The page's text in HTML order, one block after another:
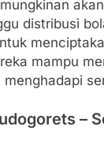
distribusi
mampu
–